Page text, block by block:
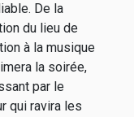
De la
du lieu de
à la musique
la soirée,
par le
qui ravira les